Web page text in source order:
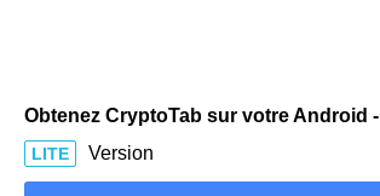
Obtenez CryptoTab sur votre Android -
LITE Version